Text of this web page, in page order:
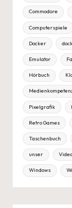
Commodore
Computerspiele
Docker
Emulator
Hörbuch
Pixelgrafik
Retro Games
Taschenbuch
unser
Windows